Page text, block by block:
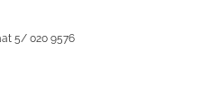
5/ 020 9576